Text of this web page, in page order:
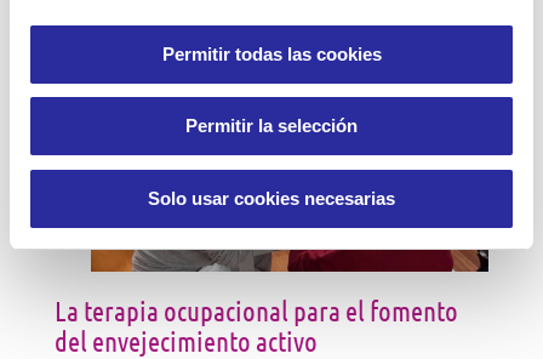
Permitir todas las cookies
Permitir la selección
Solo usar cookies necesarias
La terapia ocupacional para el fomento
del envejecimiento activo